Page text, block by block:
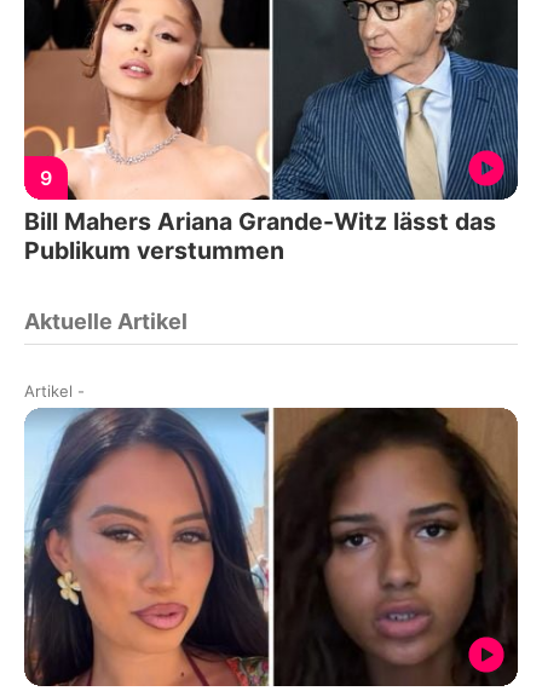
9
Bill Mahers Ariana Grande-Witz lässt das
Publikum verstummen
Aktuelle Artikel
Artikel -